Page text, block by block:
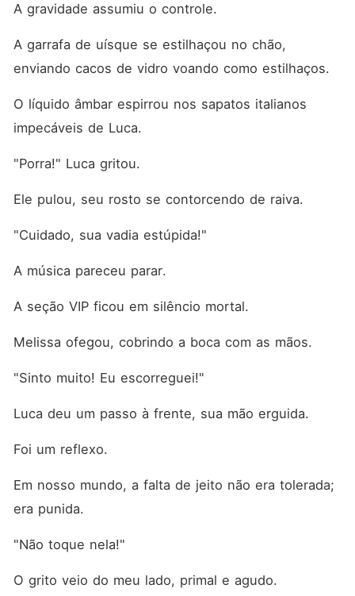
A gravidade assumiu o controle.
A garrafa de uísque se estilhaçou no chão,
enviando cacos de vidro voando como estilhaços.
O líquido âmbar espirrou nos sapatos italianos
impecáveis de Luca.
"Porra!" Luca gritou.
Ele pulou, seu rosto se contorcendo de raiva.
"Cuidado, sua vadia estúpida!"
A música pareceu parar.
A seção VIP ficou em silêncio mortal.
Melissa ofegou, cobrindo a boca com as mãos.
"Sinto muito! Eu escorreguei!"
Luca deu um passo à frente, sua mão erguida.
Foi um reflexo.
Em nosso mundo, a falta de jeito não era tolerada;
era punida.
"Não toque nela!"
O grito veio do meu lado, primal e agudo.